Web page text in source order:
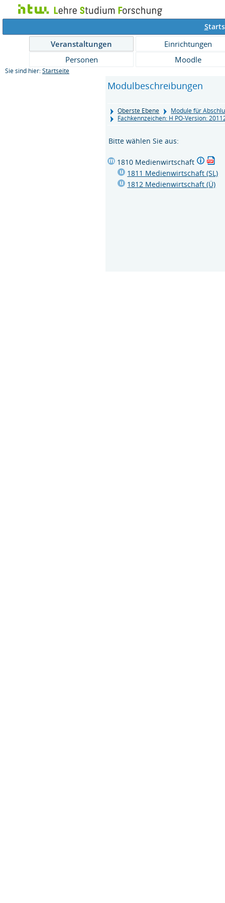
S
Veranstaltungen
Einrichtungen
Personen
Moodle
Sie sind hier: Startseite
Modulbeschreibungen
Oberste Ebene
Module für
Fachkennzeichen: H PO-Version:
Bitte wählen Sie aus:
1810 Medienwirtschaft
1811 Medienwirtschaft (SL)
1812 Medienwirtschaft (Ü)